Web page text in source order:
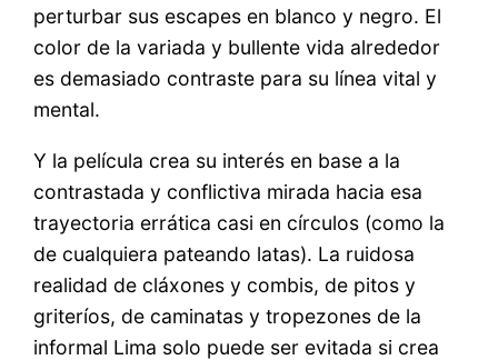
perturbar sus escapes en blanco y negro. El
color de la variada y bullente vida alrededor
es demasiado contraste para su línea vital y
mental.
Y la película crea su interés en base a la
contrastada y conflictiva mirada hacia esa
trayectoria errática casi en círculos (como la
de cualquiera pateando latas). La ruidosa
realidad de cláxones y combis, de pitos y
griteríos, de caminatas y tropezones de la
informal Lima solo puede ser evitada si crea